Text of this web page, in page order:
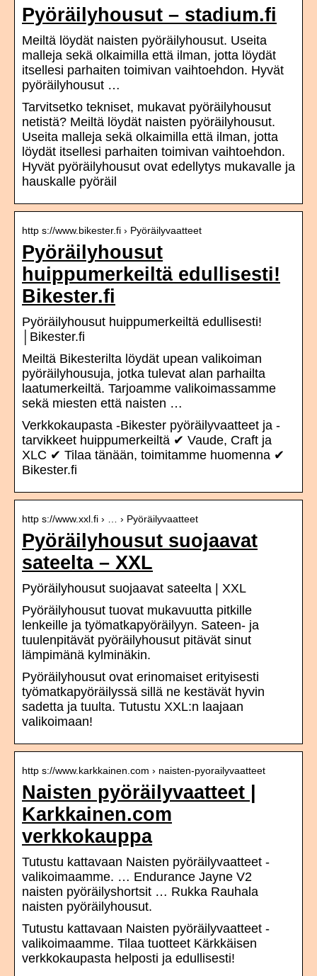
Pyöräilyhousut – stadium.fi
Meiltä löydät naisten pyöräilyhousut. Useita
malleja sekä olkaimilla että ilman, jotta löydät
itsellesi parhaiten toimivan vaihtoehdon. Hyvät
pyöräilyhousut …
Tarvitsetko tekniset, mukavat pyöräilyhousut
netistä? Meiltä löydät naisten pyöräilyhousut.
Useita malleja sekä olkaimilla että ilman, jotta
löydät itsellesi parhaiten toimivan vaihtoehdon.
Hyvät pyöräilyhousut ovat edellytys mukavalle ja
hauskalle pyöräil
http s://www.bikester.fi › Pyöräilyvaatteet
Pyöräilyhousut
huippumerkeiltä edullisesti!
Bikester.fi
Pyöräilyhousut huippumerkeiltä edullisesti!
│Bikester.fi
Meiltä Bikesterilta löydät upean valikoiman
pyöräilyhousuja, jotka tulevat alan parhailta
laatumerkeiltä. Tarjoamme valikoimassamme
sekä miesten että naisten …
Verkkokaupasta -Bikester pyöräilyvaatteet ja -
tarvikkeet huippumerkeiltä ✔ Vaude, Craft ja
XLC ✔ Tilaa tänään, toimitamme huomenna ✔
Bikester.fi
http s://www.xxl.fi › … › Pyöräilyvaatteet
Pyöräilyhousut suojaavat
sateelta – XXL
Pyöräilyhousut suojaavat sateelta | XXL
Pyöräilyhousut tuovat mukavuutta pitkille
lenkeille ja työmatkapyöräilyyn. Sateen- ja
tuulenpitävät pyöräilyhousut pitävät sinut
lämpimänä kylminäkin.
Pyöräilyhousut ovat erinomaiset erityisesti
työmatkapyöräilyssä sillä ne kestävät hyvin
sadetta ja tuulta. Tutustu XXL:n laajaan
valikoimaan!
http s://www.karkkainen.com › naisten-pyorailyvaatteet
Naisten pyöräilyvaatteet |
Karkkainen.com
verkkokauppa
Tutustu kattavaan Naisten pyöräilyvaatteet -
valikoimaamme. … Endurance Jayne V2
naisten pyöräilyshortsit … Rukka Rauhala
naisten pyöräilyhousut.
Tutustu kattavaan Naisten pyöräilyvaatteet -
valikoimaamme. Tilaa tuotteet Kärkkäisen
verkkokaupasta helposti ja edullisesti!